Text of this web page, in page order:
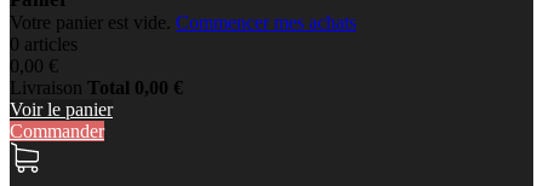
Votre panier est vide. Commencer mes achats
0 articles
0,00 €
Livraison Total 0,00 €
Voir le panier
Commander